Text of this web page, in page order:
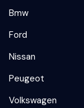
Bmw
Ford
Nissan
Peugeot
Volkswagen